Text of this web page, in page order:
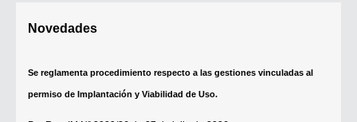
Novedades
Se reglamenta procedimiento respecto a las gestiones vinculadas al
permiso de Implantación y Viabilidad de Uso.